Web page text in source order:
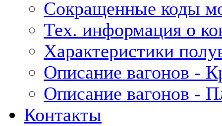
Сокращенные коды
Тех. информация о
Характеристики
Описание вагонов -
Описание вагонов -
Контакты